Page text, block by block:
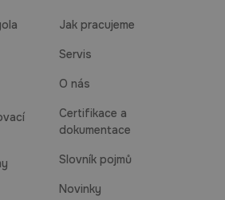
Jak pracujeme
Servis
O nás
Certifikace a
dokumentace
Slovník pojmů
Novinky